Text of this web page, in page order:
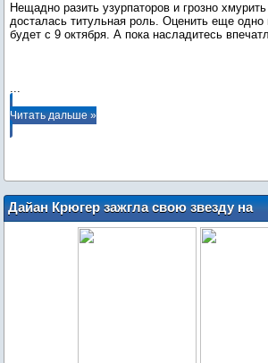
Нещадно разить узурпаторов и грозно
досталась титульная роль. Оценить еще одно
будет с 9 октября. А пока насладитесь
...
Читать дальше »
Дайан Крюгер зажгла свою звезду на
«Бульваре звезд» в Берлине (4